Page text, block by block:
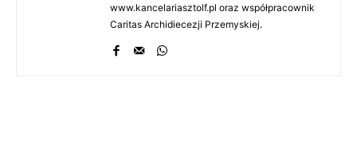
www.kancelariasztolf.pl oraz współpracownik
Caritas Archidiecezji Przemyskiej.